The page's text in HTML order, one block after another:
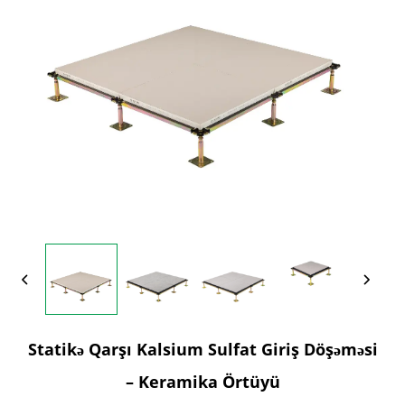
Statikə Qarşı Kalsium Sulfat Giriş Döşəməsi
– Keramika Örtüyü